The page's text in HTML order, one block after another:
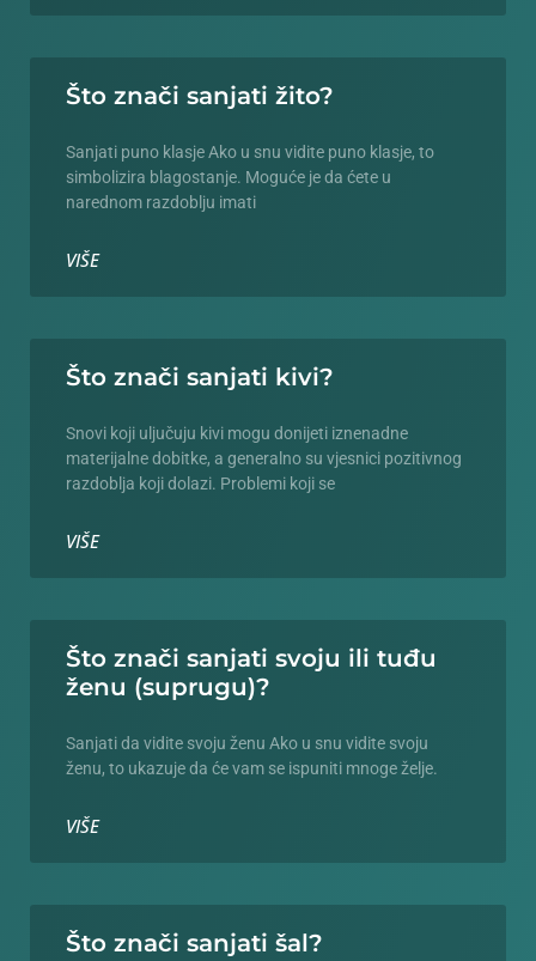
Što znači sanjati žito?
Sanjati puno klasje Ako u snu vidite puno klasje, to
simbolizira blagostanje. Moguće je da ćete u
narednom razdoblju imati
VIŠE
Što znači sanjati kivi?
Snovi koji uljučuju kivi mogu donijeti iznenadne
materijalne dobitke, a generalno su vjesnici pozitivnog
razdoblja koji dolazi. Problemi koji se
VIŠE
Što znači sanjati svoju ili tuđu
ženu (suprugu)?
Sanjati da vidite svoju ženu Ako u snu vidite svoju
ženu, to ukazuje da će vam se ispuniti mnoge želje.
VIŠE
Što znači sanjati šal?